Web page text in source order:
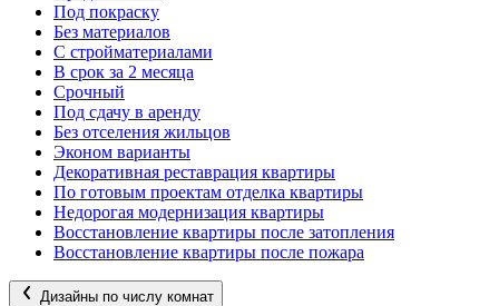
Под покраску
Без материалов
С стройматериалами
В срок за 2 месяца
Срочный
Под сдачу в аренду
Без отселения жильцов
Эконом варианты
Декоративная реставрация квартиры
По готовым проектам отделка квартиры
Недорогая модернизация квартиры
Восстановление квартиры после затопления
Восстановление квартиры после пожара
Дизайны по числу комнат